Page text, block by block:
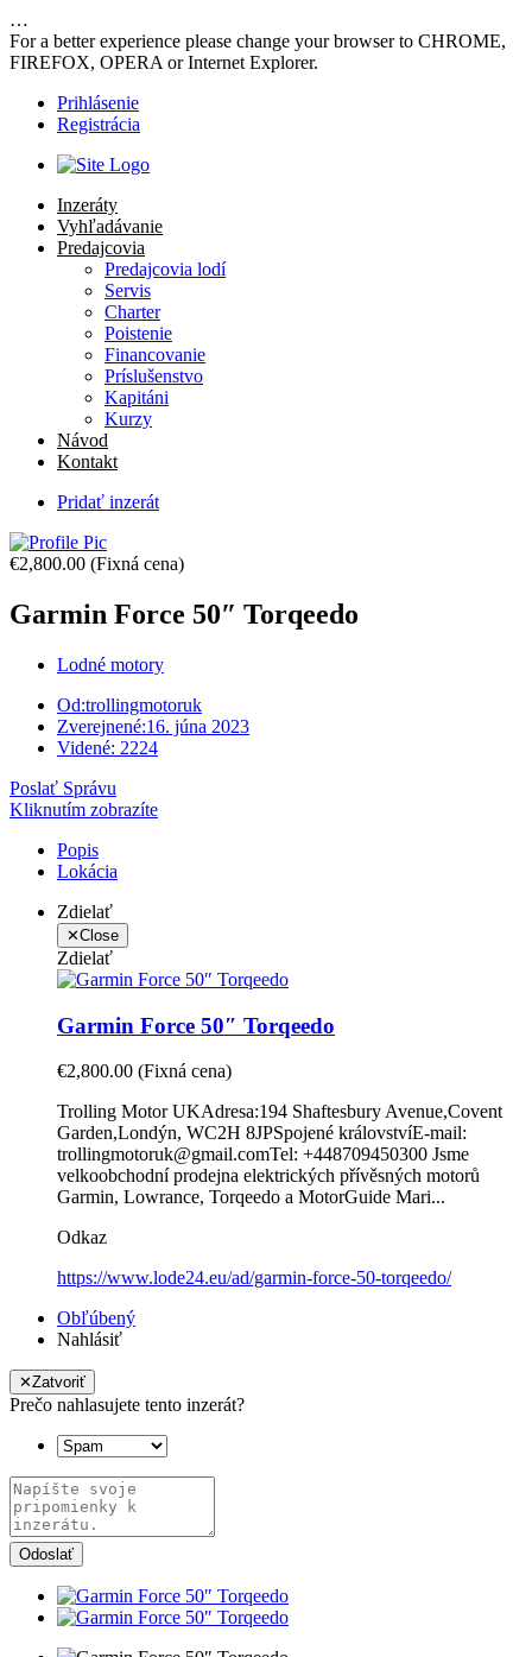
…
For a better experience please change your browser to CHROME,
FIREFOX, OPERA or Internet Explorer.
Prihlásenie
Registrácia
Inzeráty
Vyhľadávanie
Predajcovia
Predajcovia lodí
Servis
Charter
Poistenie
Financovanie
Príslušenstvo
Kapitáni
Kurzy
Návod
Kontakt
Pridať inzerát
€2,800.00 (Fixná cena)
Garmin Force 50″ Torqeedo
Lodné motory
Od:trollingmotoruk
Zverejnené:16. júna 2023
Videné: 2224
Poslať Správu
Kliknutím zobrazíte
Popis
Lokácia
Zdielať
✕Close
Zdielať
Garmin Force 50″ Torqeedo
€2,800.00 (Fixná cena)
Trolling Motor UKAdresa:194 Shaftesbury Avenue,Covent
Garden,Londýn, WC2H 8JPSpojené královstvíE-mail:
trollingmotoruk@gmail.comTel: +448709450300 Jsme
velkoobchodní prodejna elektrických přívěsných motorů
Garmin, Lowrance, Torqeedo a MotorGuide Mari...
Odkaz
https://www.lode24.eu/ad/garmin-force-50-torqeedo/
Obľúbený
Nahlásiť
✕Zatvoriť
Prečo nahlasujete tento inzerát?
Odoslať